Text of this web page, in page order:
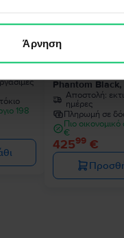
Άρνηση
Sim
198
Samsung
Phantom Black,
Αποστολή:
ημέρες
Πληρωμή σε
Πιο
€
42599 €